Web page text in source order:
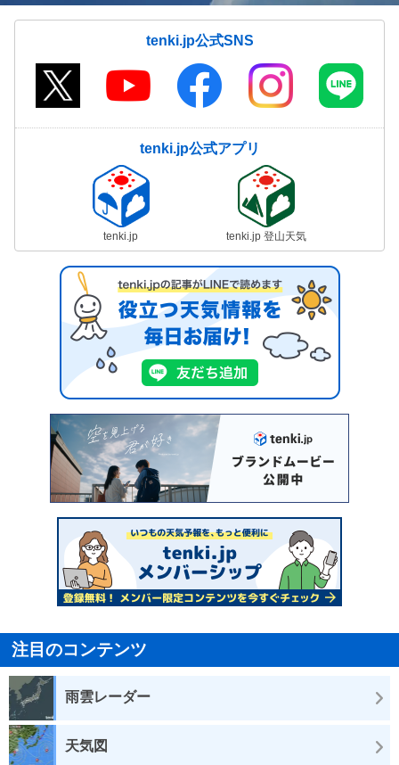
tenki.jp公式SNS
tenki.jp公式アプリ
tenki.jp tenki.jp 登山天気
注目のコンテンツ
雨雲レーダー
天気図